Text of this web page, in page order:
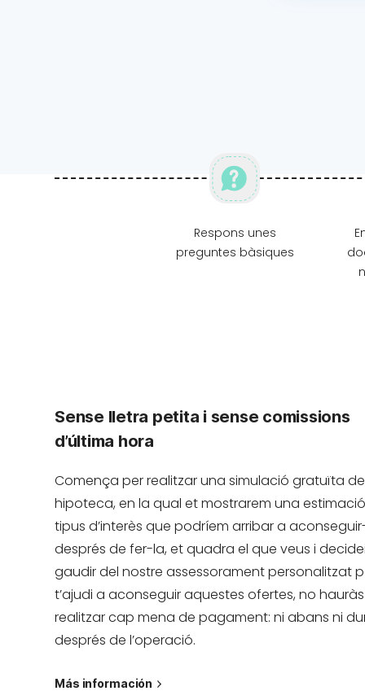
Respons unes
preguntes bàsiques
Sense lletra petita i sense comissions
d’última hora
Comença per realitzar una simulació gratuïta
hipoteca, en la qual et mostrarem una
tipus d’interès que podríem arribar a
després de fer-la, et quadra el que veus i
gaudir del nostre assessorament personalitzat
t’ajudi a aconseguir aquestes ofertes, no
realitzar cap mena de pagament: ni abans ni
després de l’operació.
Más información